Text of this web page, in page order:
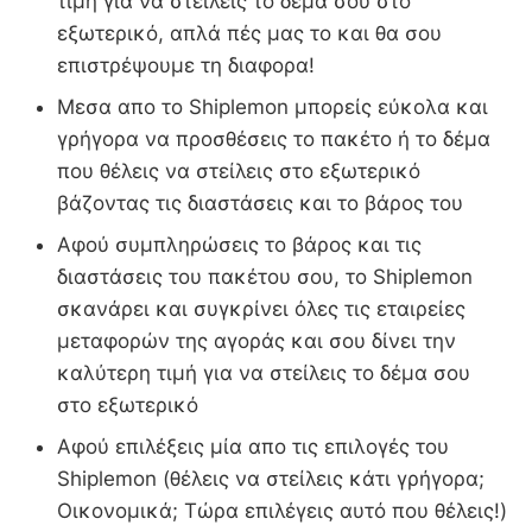
εξωτερικό, απλά πές μας το και θα σου
επιστρέψουμε τη διαφορα!
Μεσα απο το Shiplemon μπορείς εύκολα και
γρήγορα να προσθέσεις το πακέτο ή το δέμα
που θέλεις να στείλεις στο εξωτερικό
βάζοντας τις διαστάσεις και το βάρος του
Αφού συμπληρώσεις το βάρος και τις
διαστάσεις του πακέτου σου, το Shiplemon
σκανάρει και συγκρίνει όλες τις εταιρείες
μεταφορών της αγοράς και σου δίνει την
καλύτερη τιμή για να στείλεις το δέμα σου
στο εξωτερικό
Αφού επιλέξεις μία απο τις επιλογές του
Shiplemon (θέλεις να στείλεις κάτι γρήγορα;
Οικονομικά; Τώρα επιλέγεις αυτό που θέλεις!)